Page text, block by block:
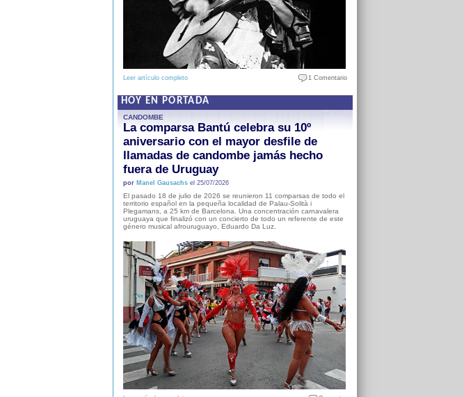
Leer artículo completo 1 Comentario
HOY EN PORTADA
CANDOMBE
La comparsa Bantú celebra su 10º
aniversario con el mayor desfile de
llamadas de candombe jamás hecho
fuera de Uruguay
por Manel Gausachsel 25/07/2026
El pasado 18 de julio de 2026 se reunieron 11 comparsas de todo el
territorio español en la pequeña localidad de Palau-Solità i
Plegamans, a 25 km de Barcelona. Una concentración carnavalera
uruguaya que finalizó con un concierto de todo un referente de este
género musical afrouruguayo, Eduardo Da Luz.